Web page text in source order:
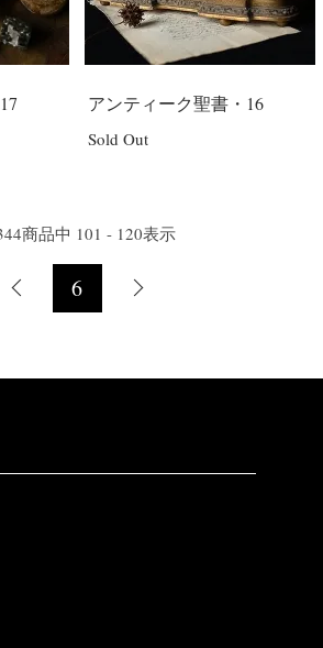
アンティーク聖書・16
Sold Out
商品中 101 - 120表示
6